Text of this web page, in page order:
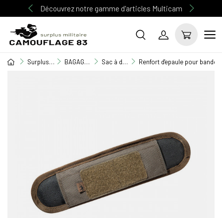
Découvrez notre gamme d'articles Multicam
Surplus Militaire BAGAGERIE MILITAIRE Sac à dos Renfort d'epaule pour